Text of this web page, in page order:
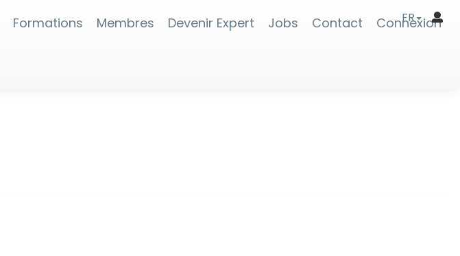
Formations Membres Devenir Expert Jobs Contact Connexion
FR